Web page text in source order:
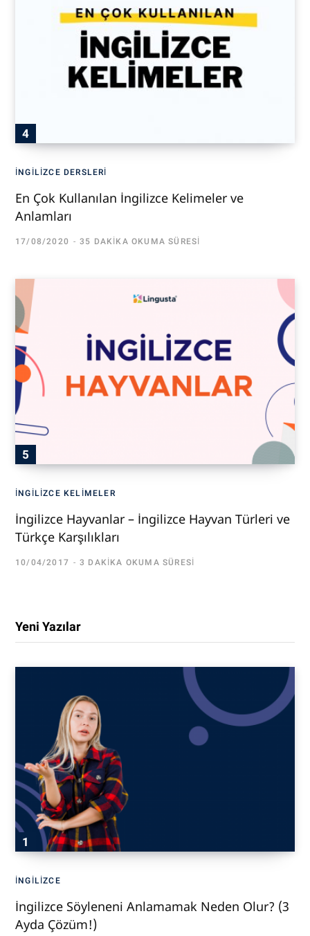
İNGILIZCE DERSLERI
En Çok Kullanılan İngilizce Kelimeler ve
Anlamları
17/08/2020 35 DAKIKA OKUMA SÜRESI
İNGILIZCE KELIMELER
İngilizce Hayvanlar – İngilizce Hayvan Türleri ve
Türkçe Karşılıkları
10/04/2017 3 DAKIKA OKUMA SÜRESI
Yeni Yazılar
İNGILIZCE
İngilizce Söyleneni Anlamamak Neden Olur? (3
Ayda Çözüm!)